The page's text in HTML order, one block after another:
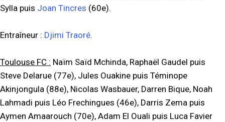
Sylla puis Joan Tincres (60e).
Entraîneur : Djimi Traoré.
Toulouse FC : Naïm Saïd Mchinda, Raphaël Gaudel puis
Steve Delarue (77e), Jules Ouakine puis Téminope
Akinjongula (88e), Nicolas Wasbauer, Darren Bique, Noah
Lahmadi puis Léo Frechingues (46e), Darris Zema puis
Aymen Amaarouch (70e), Adam El Ouali puis Luca Favier